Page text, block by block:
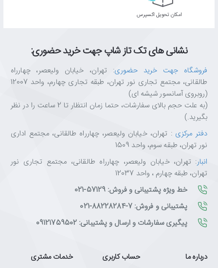
اﻣﮑﺎن ﺗﺤﻮﯾﻞ اﮐﺴﭙﺮس
نشانی های تک تاز شاپ جهت خرید حضوری:
فروشگاه جهت خرید حضوری: تهران، خیابان ولیعصر، چهارراه
طالقانی، مجتمع تجاری نور تهران، طبقه تجاری چهارم، واحد 12007
(روبروی آسانسور شیشه ای)
(به علت حجم بالای سفارشات، حتما زمان انتظار تا 2 ساعت را در نظر
بگیرید.)
دفتر مرکزی : تهران، خیابان ولیعصر، چهارراه طالقانی، مجتمع اداری
نور تهران، طبقه سوم، واحد 1509
انبار: تهران، خیابان ولیعصر، چهارراه طالقانی، مجتمع تجاری نور
تهران، طبقه چهارم ، واحد 12037
خط ویژه پشتیبانی و فروش: 57129-021
پشتیبانی و فروش: 7-88228284-021
پیگیری سفارشات و ارسال و پشتیبانی: 09121759502
درباره ما حساب کاربری خدمات مشتری